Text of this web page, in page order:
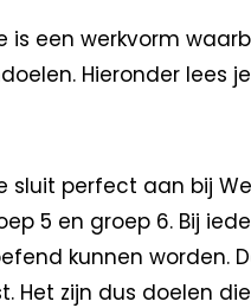
is een werkvorm
Hieronder lees
sluit perfect aan bij
5 en groep 6. Bij
kunnen worden.
Het zijn dus doelen